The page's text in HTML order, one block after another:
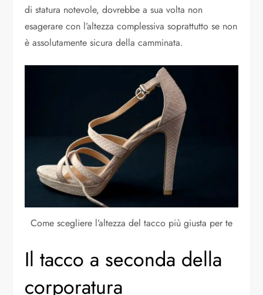
di statura notevole, dovrebbe a sua volta non
esagerare con l’altezza complessiva soprattutto se non
è assolutamente sicura della camminata.
Come scegliere l’altezza del tacco più giusta per te
Il tacco a seconda della
corporatura